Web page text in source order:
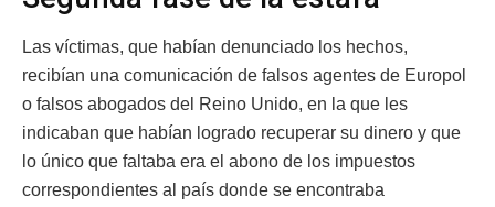
Las víctimas, que habían denunciado los hechos,
recibían una comunicación de falsos agentes de Europol
o falsos abogados del Reino Unido, en la que les
indicaban que habían logrado recuperar su dinero y que
lo único que faltaba era el abono de los impuestos
correspondientes al país donde se encontraba